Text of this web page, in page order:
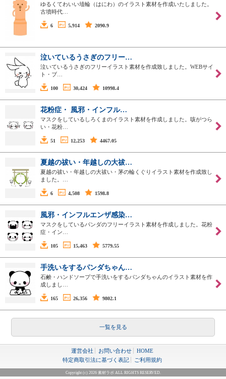
ゆるくてわいい埴輪（はにわ）のイラスト素材を作成いたしました。
古墳時代…
6 5,914 2090.9
泣いているうさぎのフリー…
泣いているうさぎのフリーイラスト素材を作成致しました。WEBサイ
ト・ブ…
100 30,424 10998.4
花粉症・ 風邪・インフル…
マスクをしているしろくまのイラスト素材を作成しました。咳がつら
い・花粉…
51 12,253 4467.05
夏越の祓い・年越しの大祓…
夏越の祓い・年越しの大祓い・茅の輪くぐりイラスト素材を作成致し
ました。…
6 4,508 1598.8
風邪・インフルエンザ感染…
マスクをしているパンダのフリーイラスト素材を作成しました。花粉
症・イン…
105 15,463 5779.55
手洗いをするパンダちゃん…
石鹸・ハンドソープで手洗いをするパンダちゃんのイラスト素材を作
成しまし…
165 26,356 9802.1
一覧を見る
運営会社 お問い合わせ
HOME
特定商取引法に基づく表記
ご利用規約
Copyright (c) 2026 素材ラボ ALL RIGHTS RESERVED.